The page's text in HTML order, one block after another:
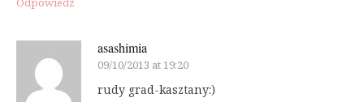
asashimia
09/10/2013 at 19:20
rudy grad-kasztany:)